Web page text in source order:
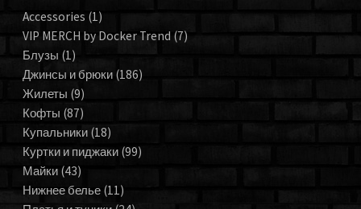
Accessories (1)
VIP MERCH by Docker Trend (7)
Блузы (1)
Джинсы и брюки (186)
Жилеты (9)
Кофты (87)
Купальники (18)
Куртки и пиджаки (99)
Майки (43)
Нижнее белье (11)